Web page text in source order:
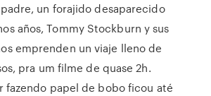
un forajido desaparecido
años, Tommy Stockburn y sus
emprenden un viaje lleno de
pra um filme de quase 2h.
fazendo papel de bobo ficou até